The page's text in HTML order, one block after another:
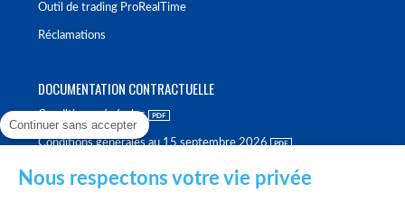
Outil de trading ProRealTime
Réclamations
DOCUMENTATION CONTRACTUELLE
Conditions générales
Conditions générales au 15 septembre 2026
Continuer sans accepter
Nous respectons votre vie privée